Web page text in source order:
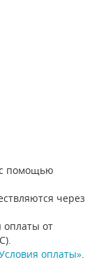
с помощью
через
оплаты от
оплаты».